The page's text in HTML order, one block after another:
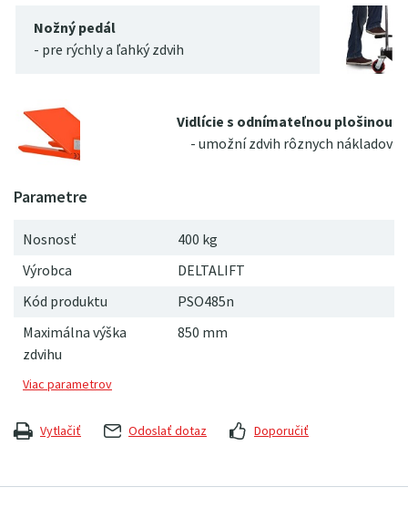
Nožný pedál
- pre rýchly a ľahký zdvih
Vidlície s odnímateľnou plošinou
- umožní zdvih rôznych nákladov
Nosnosť
400 kg
Výrobca
DELTALIFT
Kód produktu
PSO485n
Maximálna výška
zdvihu
850 mm
Vytlačiť Odoslať dotaz Doporučiť